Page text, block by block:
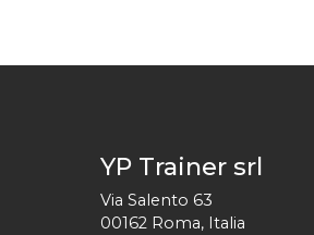
YP Trainer srl
Via Salento 63
00162 Roma, Italia